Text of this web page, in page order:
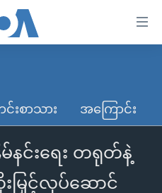
းစာသား အကြောင်း
နင်းရေး တရုတ်နဲ့
မြှင့်လုပ်ဆောင်